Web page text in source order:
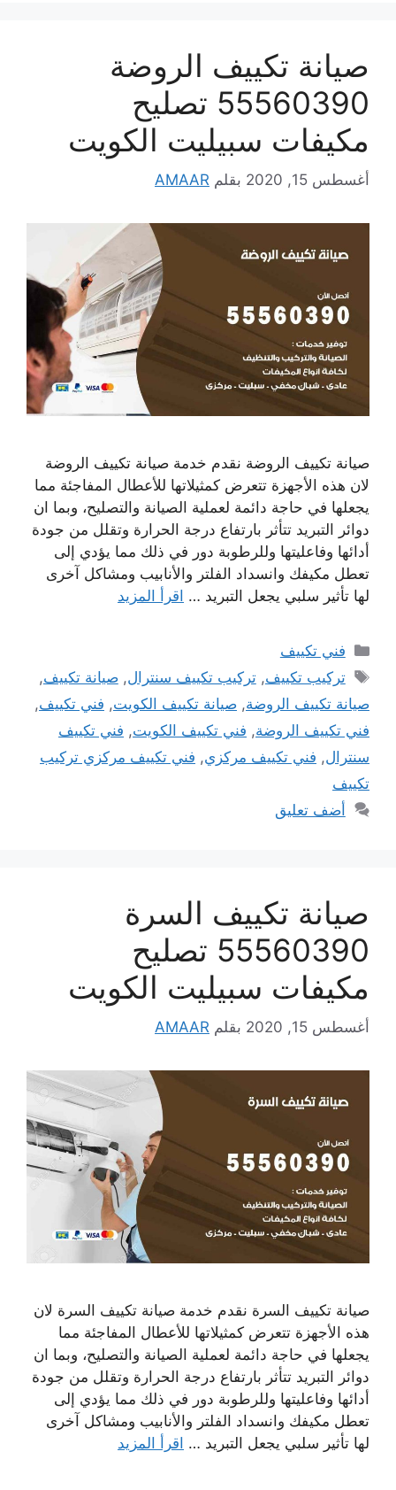
صيانة تكييف الروضة
55560390 تصليح
مكيفات سبيليت الكويت
أغسطس 15, 2020 بقلم AMAAR
صيانة تكييف الروضة نقدم خدمة صيانة تكييف الروضة
لان هذه الأجهزة تتعرض كمثيلاتها للأعطال المفاجئة مما
يجعلها في حاجة دائمة لعملية الصيانة والتصليح، وبما ان
دوائر التبريد تتأثر بارتفاع درجة الحرارة وتقلل من جودة
أدائها وفاعليتها وللرطوبة دور في ذلك مما يؤدي إلى
تعطل مكيفك وانسداد الفلتر والأنابيب ومشاكل آخرى
لها تأثير سلبي يجعل التبريد … اقرأ المزيد
التصنيفات
فني تكييف
الوسوم
تركيب تكييف,تركيب تكييف سنترال,صيانة تكييف,
صيانة تكييف الروضة, صيانة تكييف الكويت, فني تكييف,
فني تكييف الروضة, فني تكييف الكويت, فني تكييف
سنترال, فني تكييف مركزي, فني تكييف مركزي تركيب
تكييف
أضف تعليق
صيانة تكييف السرة
55560390 تصليح
مكيفات سبيليت الكويت
أغسطس 15, 2020 بقلم AMAAR
صيانة تكييف السرة نقدم خدمة صيانة تكييف السرة لان
هذه الأجهزة تتعرض كمثيلاتها للأعطال المفاجئة مما
يجعلها في حاجة دائمة لعملية الصيانة والتصليح، وبما ان
دوائر التبريد تتأثر بارتفاع درجة الحرارة وتقلل من جودة
أدائها وفاعليتها وللرطوبة دور في ذلك مما يؤدي إلى
تعطل مكيفك وانسداد الفلتر والأنابيب ومشاكل آخرى
لها تأثير سلبي يجعل التبريد … اقرأ المزيد